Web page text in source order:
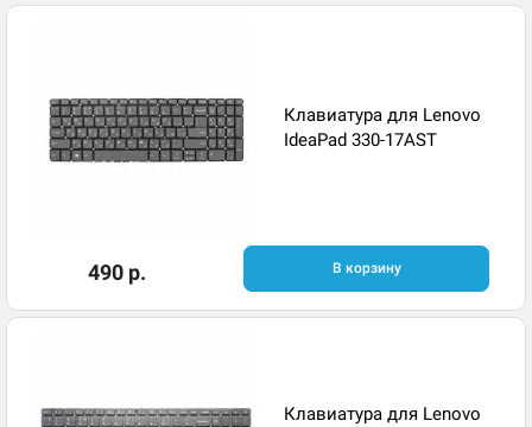
Клавиатура для Lenovo
IdeaPad 330-17AST
490 р. В корзину
Клавиатура для Lenovo